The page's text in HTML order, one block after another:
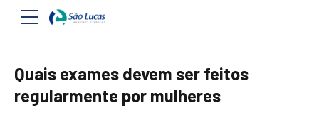
Quais exames devem ser feitos
regularmente por mulheres